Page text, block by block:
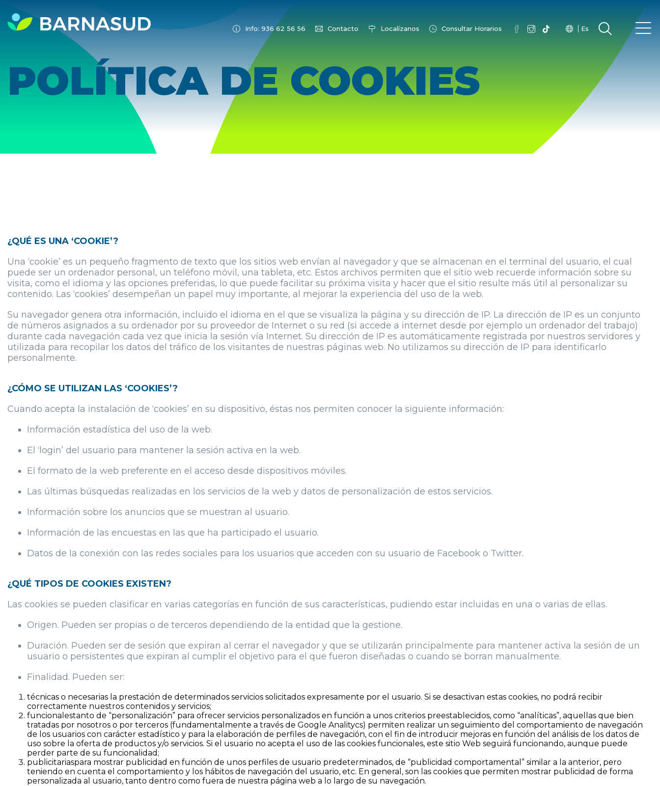
Info: 936 62 56 56 Contacto Localízanos Consultar Horarios Es
POLÍTICA DE COOKIES
¿QUÉ ES UNA ‘COOKIE’?
Una ‘cookie’ es un pequeño fragmento de texto que los sitios web envían al navegador y que se almacenan en el terminal del usuario, el cual
puede ser un ordenador personal, un teléfono móvil, una tableta, etc. Estos archivos permiten que el sitio web recuerde información sobre su
visita, como el idioma y las opciones preferidas, lo que puede facilitar su próxima visita y hacer que el sitio resulte más útil al personalizar su
contenido. Las ‘cookies’ desempeñan un papel muy importante, al mejorar la experiencia del uso de la web.
Su navegador genera otra información, incluido el idioma en el que se visualiza la página y su dirección de IP. La dirección de IP es un conjunto
de números asignados a su ordenador por su proveedor de Internet o su red (si accede a internet desde por ejemplo un ordenador del trabajo)
durante cada navegación cada vez que inicia la sesión vía Internet. Su dirección de IP es automáticamente registrada por nuestros servidores y
utilizada para recopilar los datos del tráfico de los visitantes de nuestras páginas web. No utilizamos su dirección de IP para identificarlo
personalmente.
¿CÓMO SE UTILIZAN LAS ‘COOKIES’?
Cuando acepta la instalación de ‘cookies’ en su dispositivo, éstas nos permiten conocer la siguiente información:
Información estadística del uso de la web.
El ‘login’ del usuario para mantener la sesión activa en la web.
El formato de la web preferente en el acceso desde dispositivos móviles.
Las últimas búsquedas realizadas en los servicios de la web y datos de personalización de estos servicios.
Información sobre los anuncios que se muestran al usuario.
Información de las encuestas en las que ha participado el usuario.
Datos de la conexión con las redes sociales para los usuarios que acceden con su usuario de Facebook o Twitter.
¿QUÉ TIPOS DE COOKIES EXISTEN?
Las cookies se pueden clasificar en varias categorías en función de sus características, pudiendo estar incluidas en una o varias de ellas.
Origen. Pueden ser propias o de terceros dependiendo de la entidad que la gestione.
Duración. Pueden ser de sesión que expiran al cerrar el navegador y que se utilizarán principalmente para mantener activa la sesión de un
usuario o persistentes que expiran al cumplir el objetivo para el que fueron diseñadas o cuando se borran manualmente.
Finalidad. Pueden ser:
técnicas o necesarias la prestación de determinados servicios solicitados expresamente por el usuario. Si se desactivan estas cookies, no podrá recibir
correctamente nuestros contenidos y servicios;
funcionalestanto de “personalización” para ofrecer servicios personalizados en función a unos criterios preestablecidos, como “analíticas”, aquellas que bien
tratadas por nosotros o por terceros (fundamentalmente a través de Google Analitycs) permiten realizar un seguimiento del comportamiento de navegación
de los usuarios con carácter estadístico y para la elaboración de perfiles de navegación, con el fin de introducir mejoras en función del análisis de los datos de
uso sobre la oferta de productos y/o servicios. Si el usuario no acepta el uso de las cookies funcionales, este sitio Web seguirá funcionando, aunque puede
perder parte de su funcionalidad;
publicitariaspara mostrar publicidad en función de unos perfiles de usuario predeterminados, de “publicidad comportamental” similar a la anterior, pero
teniendo en cuenta el comportamiento y los hábitos de navegación del usuario, etc. En general, son las cookies que permiten mostrar publicidad de forma
personalizada al usuario, tanto dentro como fuera de nuestra página web a lo largo de su navegación.